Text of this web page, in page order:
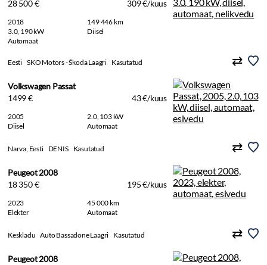
28 500 €
309 €/kuus
2018
149 446 km
3.0, 190 kW
Diisel
Automaat
Eesti SKO Motors - Škoda Laagri Kasutatud
Volkswagen Passat
1499 €
43 €/kuus
2005
2.0, 103 kW
Diisel
Automaat
Narva, Eesti DENIS Kasutatud
Peugeot 2008
18 350 €
195 €/kuus
2023
45 000 km
Elekter
Automaat
Keskladu Auto Bassadone Laagri Kasutatud
Peugeot 2008